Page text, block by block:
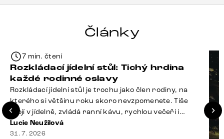
Články
7 min. čtení
Rozkládací jídelní stůl: Tichý hrdina
každé rodinné oslavy
Rozkládací jídelní stůl je trochu jako člen rodiny, na
kterého si většinu roku skoro nevzpomenete. Tiše
stojí v jídelně, zvládá ranní kávu, rychlou večeři i
hromadu dopisů, které je potřeba „někdy vyřídit“. Pak
ale přijdou Vánoce, narozeniny nebo zpráva: „Stavíme
Lucie Neužilová
31. 7. 2026